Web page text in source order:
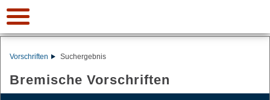
Vorschriften Suchergebnis
Bremische Vorschriften